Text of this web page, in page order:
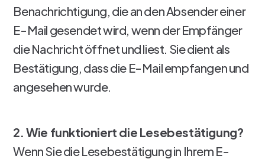
Benachrichtigung, die an den Absender einer
E-Mail gesendet wird, wenn der Empfänger
die Nachricht öffnet und liest. Sie dient als
Bestätigung, dass die E-Mail empfangen und
angesehen wurde.
2. Wie funktioniert die Lesebestätigung?
Wenn Sie die Lesebestätigung in Ihrem E-